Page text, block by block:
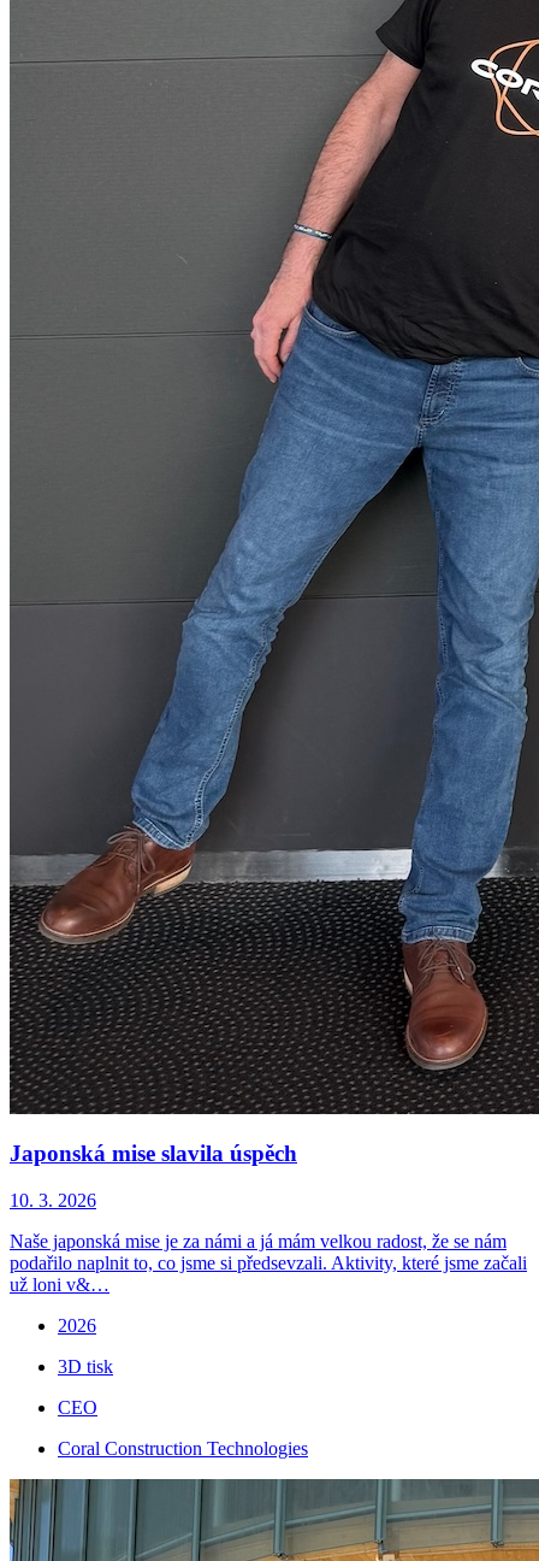
Japonská mise slavila úspěch
10. 3. 2026
Naše japonská mise je za námi a já mám velkou radost, že se nám
podařilo naplnit to, co jsme si předsevzali. Aktivity, které jsme začali
už loni v&…
2026
3D tisk
CEO
Coral Construction Technologies